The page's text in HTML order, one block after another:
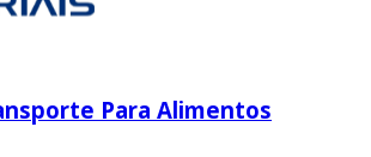
Para Alimentos